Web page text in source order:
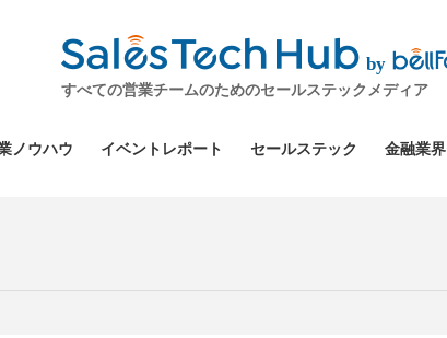
by
すべての営業チームのためのセールステックメディア
ノウハウ イベントレポート セールステック 金融業界